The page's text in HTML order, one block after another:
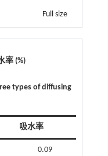
Full size
率 (%)
types of diffusing
吸水率
0.09